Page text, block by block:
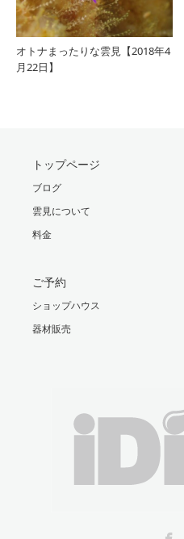
オトナまったりな雲見【2018年4
月22日】
トップページ
ブログ
雲見について
料金
ご予約
ショップハウス
器材販売